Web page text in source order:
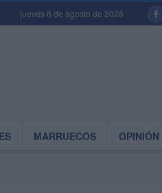
jueves 6 de agosto de 2026
MARRUECOS OPINIÓN